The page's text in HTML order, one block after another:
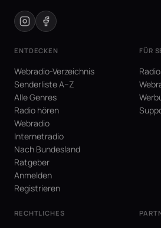
ENTDECKEN
Webradio-Verzeichnis
Senderliste A–Z
Alle Genres
Radio hören
Webradio
Internetradio
Nach Bundesland
Ratgeber
Anmelden
Registrieren
FÜR
RECHTLICHES